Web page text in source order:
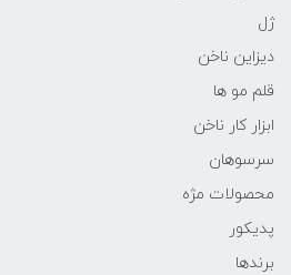
ژل
دیزاین ناخن
قلم مو ها
ابزار کار ناخن
سرسوهان
محصولات مژه
پدیکور
برندها